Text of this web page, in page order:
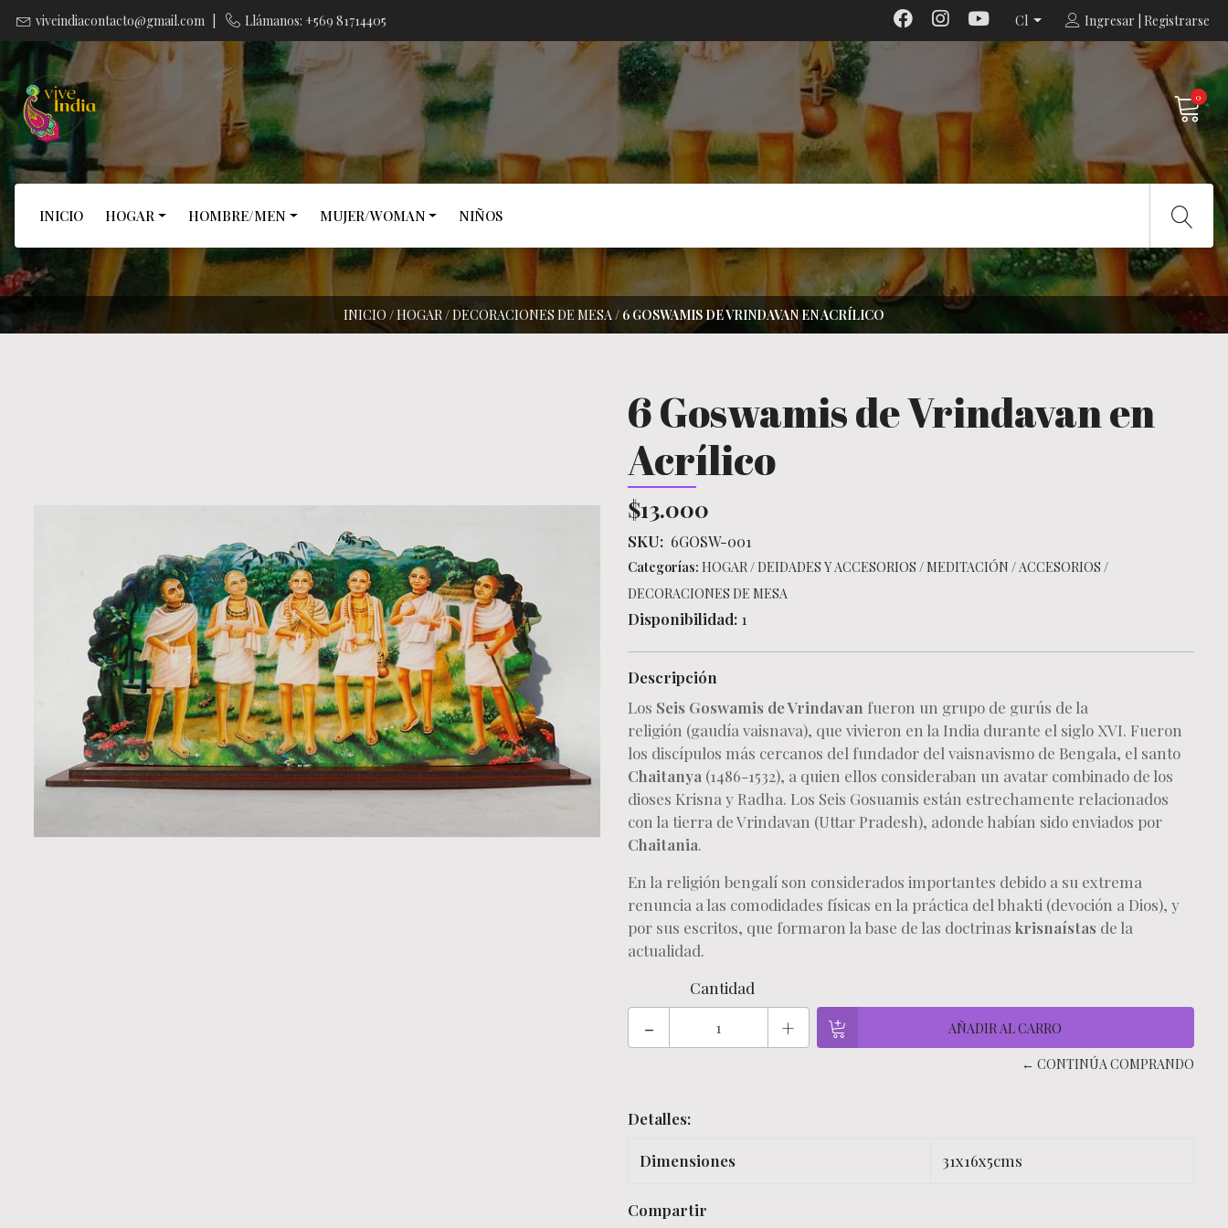
viveindiacontacto@gmail.com Llámanos: +569 81714405 Cl Ingresar | Registrarse
0
INICIO HOGAR HOMBRE/MEN MUJER/WOMAN NIÑOS
INICIO /HOGAR/DECORACIONES DE MESA/ 6 GOSWAMIS DE VRINDAVAN EN ACRÍLICO
6 Goswamis de Vrindavan en
Acrílico
$13.000
SKU: 6GOSW-001
Categorías: HOGAR/DEIDADES Y ACCESORIOS / MEDITACIÓN /ACCESORIOS /
DECORACIONES DE MESA
Disponibilidad: 1
Descripción
Los Seis Goswamis de Vrindavan fueron un grupo de gurús de la
religión (gaudía vaisnava), que vivieron en la India durante el siglo XVI. Fueron
los discípulos más cercanos del fundador del vaisnavismo de Bengala, el santo
Chaitanya (1486-1532), a quien ellos consideraban un avatar combinado de los
dioses Krisna y Radha. Los Seis Gosuamis están estrechamente relacionados
con la tierra de Vrindavan (Uttar Pradesh), adonde habían sido enviados por
Chaitania.
En la religión bengalí son considerados importantes debido a su extrema
renuncia a las comodidades físicas en la práctica del bhakti (devoción a Dios), y
por sus escritos, que formaron la base de las doctrinas krisnaístas de la
actualidad.
Cantidad
- +
← CONTINÚA COMPRANDO
Detalles:
Dimensiones 31x16x5cms
Compartir